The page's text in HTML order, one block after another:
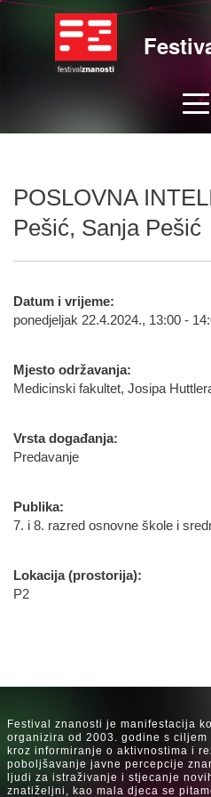
POSLOVNA
Pešić, Sanja Pešić
Datum i vrijeme:
ponedjeljak 22.4.2024., 13:00 -
Mjesto održavanja:
Medicinski fakultet, Josipa
Vrsta događanja:
Predavanje
Publika:
7. i 8. razred osnovne škole i
Lokacija (prostorija):
P2
Festival znanosti je manifestacija
organizira od 2003. godine s
kroz informiranje o aktivnostima i
poboljšavanje javne percepcije
ljudi za istraživanje i stjecanje
znatiželjni, kao mala djeca se